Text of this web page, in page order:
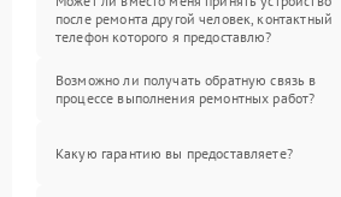
после ремонта другой человек, контактный
телефон которого я предоставлю?
Возможно ли получать обратную связь в
процессе выполнения ремонтных работ?
Какую гарантию вы предоставляете?